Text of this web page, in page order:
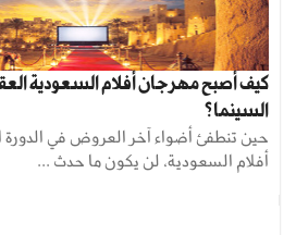
كيف أصبح مهرجان أفلام السعودية
السينما؟
حين تنطفئ أضواء آخر العروض في الدورة
أفلام السعودية، لن يكون ما حدث ...